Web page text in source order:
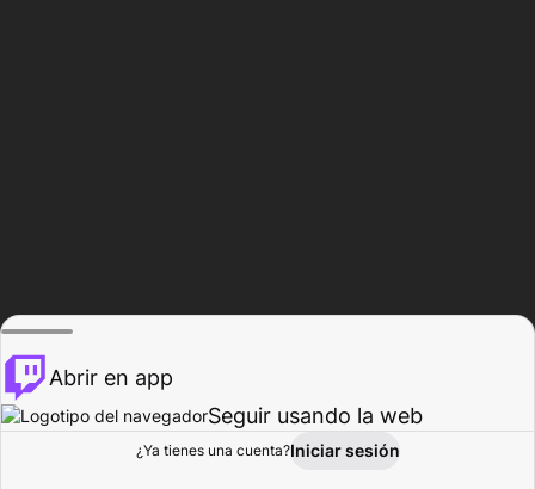
Explorar Actividad
Abrir en app
Seguir usando la web
¿Ya tienes una cuenta?Iniciar sesión